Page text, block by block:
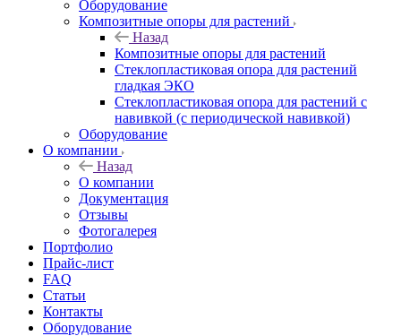
Оборудование
Композитные опоры для растений
Назад
Композитные опоры для растений
Стеклопластиковая опора для растений
гладкая ЭКО
Стеклопластиковая опора для растений с
навивкой (с периодической навивкой)
Оборудование
О компании
Назад
О компании
Документация
Отзывы
Фотогалерея
Портфолио
Прайс-лист
FAQ
Статьи
Контакты
Оборудование